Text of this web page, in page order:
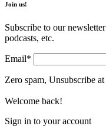
Join us!
Subscribe to our
podcasts, etc.
Email*
Zero spam, Unsubscribe
Welcome back!
Sign in to your account